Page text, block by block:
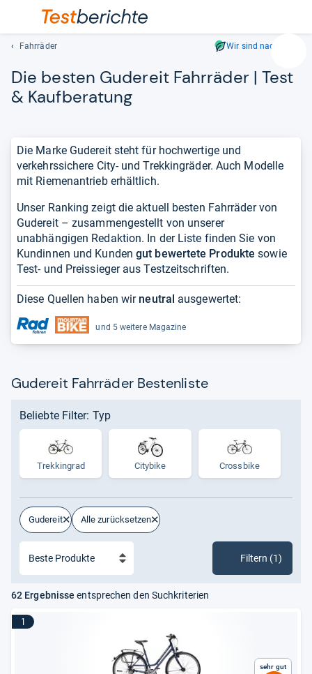
Geben
und
sich
mit
Fahrräder Wir sind nachhaltig
Die bes­ten Gude­reit Fahr­rä­der | Test
& Kauf­be­ra­tung
Die Marke Gudereit steht für hochwertige und
verkehrssichere City- und Trekkingräder. Auch Modelle
mit Riemenantrieb erhältlich.
Unser Ranking zeigt die aktuell besten Fahrräder von
Gudereit – zusammengestellt von unserer
unabhängigen Redaktion. In der Liste finden Sie von
Kundinnen und Kundengut bewertete Produkte sowie
Test- und Preissieger aus Testzeitschriften.
Diese Quellen haben wir neutral ausgewertet:
und 5 weitere Magazine
Gudereit Fahrräder Bestenliste
Beliebte Filter: Typ
Trek­kin­grad Citybike Crossbike
Gudereit Alle zurücksetzen
Filtern (1)
62 Ergebnisse entsprechen den Suchkriterien
1
Sehr gut